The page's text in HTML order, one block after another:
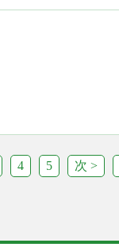
4 5 次 >